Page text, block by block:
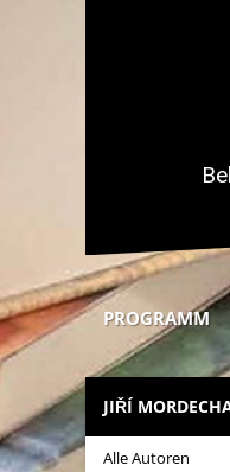
PROGRAMM
JIŘÍ
Alle Autoren